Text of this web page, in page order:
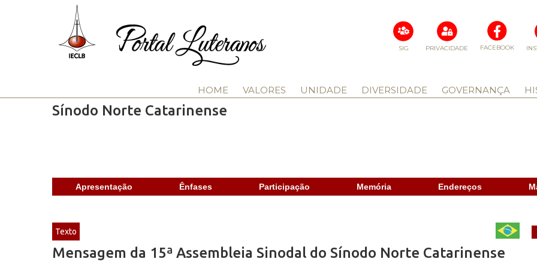
FACEBOOK
PRIVACIDADE
SIG
HOME VALORES UNIDADE DIVERSIDADE GOVERNANÇA
Sínodo Norte Catarinense
Apresentação Ênfases Participação Memória Endereços
Texto
Mensagem da 15ª Assembleia Sinodal do Sínodo Norte Catarinense